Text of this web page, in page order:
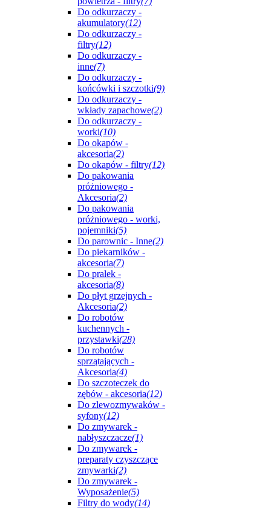
Do odkurzaczy -
akumulatory(12)
Do odkurzaczy -
filtry(12)
Do odkurzaczy -
inne(7)
Do odkurzaczy -
końcówki i szczotki(9)
Do odkurzaczy -
wkłady zapachowe(2)
Do odkurzaczy -
worki(10)
Do okapów -
akcesoria(2)
Do okapów - filtry(12)
Do pakowania
próżniowego -
Akcesoria(2)
Do pakowania
próżniowego - worki,
pojemniki(5)
Do parownic - Inne(2)
Do piekarników -
akcesoria(7)
Do pralek -
akcesoria(8)
Do płyt grzejnych -
Akcesoria(2)
Do robotów
kuchennych -
przystawki(28)
Do robotów
sprzątających -
Akcesoria(4)
Do szczoteczek do
zębów - akcesoria(12)
Do zlewozmywaków -
syfony(12)
Do zmywarek -
nabłyszczacze(1)
Do zmywarek -
preparaty czyszczące
zmywarki(2)
Do zmywarek -
Wyposażenie(5)
Filtry do wody(14)